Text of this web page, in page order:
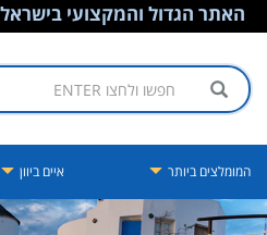
האתר הגדול והמקצועי בישראל
המומלצים ביותר איים ביוון